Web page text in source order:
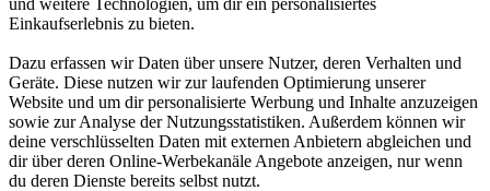
Einkaufserlebnis zu bieten.
Dazu erfassen wir Daten über unsere Nutzer, deren Verhalten und
Geräte. Diese nutzen wir zur laufenden Optimierung unserer
Website und um dir personalisierte Werbung und Inhalte anzuzeigen
sowie zur Analyse der Nutzungsstatistiken. Außerdem können wir
deine verschlüsselten Daten mit externen Anbietern abgleichen und
dir über deren Online-Werbekanäle Angebote anzeigen, nur wenn
du deren Dienste bereits selbst nutzt.